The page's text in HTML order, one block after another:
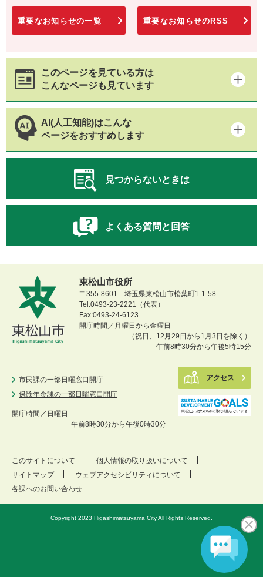
重要なお知らせの一覧 重要なお知らせのRSS
このページを見ている方は
こんなページも見ています
AI(人工知能)はこんな
ページをおすすめします
見つからないときは
よくある質問と回答
東松山市役所
〒355-8601 埼玉県東松山市松葉町1-1-58
Tel:0493-23-2221（代表）
Fax:0493-24-6123
開庁時間／月曜日から金曜日
（祝日、12月29日から1月3日を除く）
午前8時30分から午後5時15分
市民課の一部日曜窓口開庁
保険年金課の一部日曜窓口開庁
開庁時間／ 日曜日
午前8時30分から午後0時30分
アクセス
このサイトについて
個人情報の取り扱いについて
サイトマップ
ウェブアクセシビリティについて
各課へのお問い合わせ
Copyright 2023 Higashimatsuyama City All Rights Reserved.